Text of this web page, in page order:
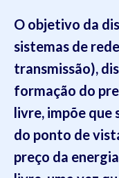
O objetivo da
sistemas de
transmissão),
formação do
livre, impõe que
do ponto de
preço da